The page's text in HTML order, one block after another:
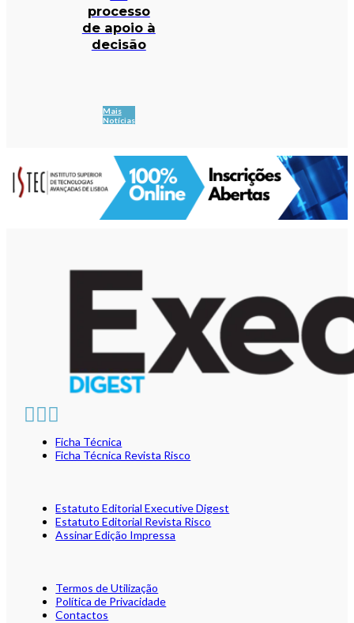
processo
de apoio à
decisão
Mais
Notícias
Ficha Técnica
Ficha Técnica Revista Risco
Estatuto Editorial Executive Digest
Estatuto Editorial Revista Risco
Assinar Edição Impressa
Termos de Utilização
Política de Privacidade
Contactos